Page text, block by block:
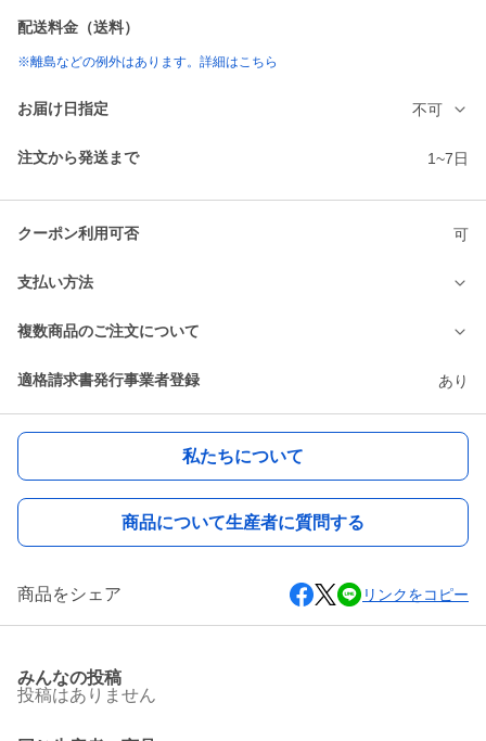
配送料金（送料）
※離島などの例外はあります。詳細はこちら
お届け日指定 不可
注文から発送まで 1~7日
クーポン利用可否 可
支払い方法
複数商品のご注文について
適格請求書発行事業者登録 あり
私たちについて
商品について生産者に質問する
商品をシェア リンクをコピー
みんなの投稿
投稿はありません